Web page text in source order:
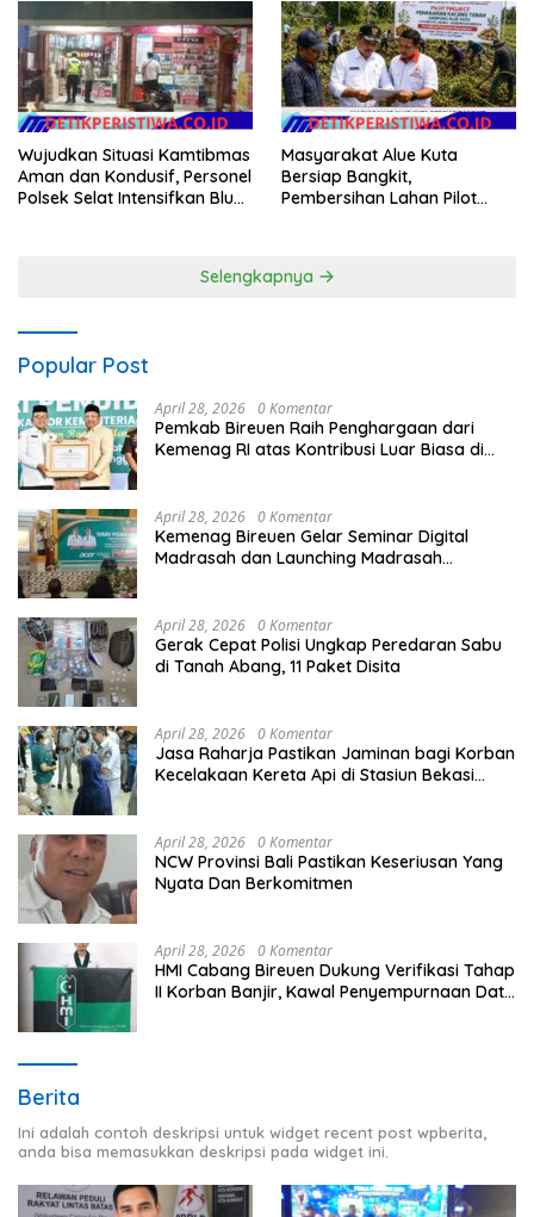
Wujudkan Situasi Kamtibmas
Aman dan Kondusif, Personel
Polsek Selat Intensifkan Blue
Masyarakat Alue Kuta
Bersiap Bangkit,
Pembersihan Lahan Pilot
Selengkapnya
Popular Post
April 28, 2026 0 Komentar
Pemkab Bireuen Raih Penghargaan dari
Kemenag RI atas Kontribusi Luar Biasa di
April 28, 2026 0 Komentar
Kemenag Bireuen Gelar Seminar Digital
Madrasah dan Launching Madrasah
April 28, 2026 0 Komentar
Gerak Cepat Polisi Ungkap Peredaran Sabu
di Tanah Abang, 11 Paket Disita
April 28, 2026 0 Komentar
Jasa Raharja Pastikan Jaminan bagi Korban
Kecelakaan Kereta Api di Stasiun Bekasi
April 28, 2026 0 Komentar
NCW Provinsi Bali Pastikan Keseriusan Yang
Nyata Dan Berkomitmen
April 28, 2026 0 Komentar
HMI Cabang Bireuen Dukung Verifikasi Tahap
II Korban Banjir, Kawal Penyempurnaan Data
Berita
Ini adalah contoh deskripsi untuk widget recent post wpberita,
anda bisa memasukkan deskripsi pada widget ini.